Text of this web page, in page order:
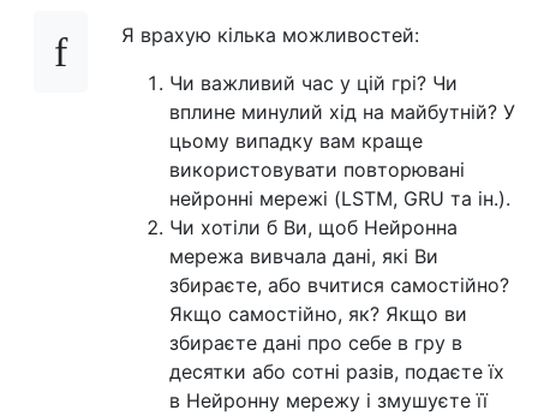
Я врахую кілька можливостей:
Чи важливий час у цій грі? Чи
вплине минулий хід на майбутній? У
цьому випадку вам краще
використовувати повторювані
нейронні мережі (LSTM, GRU та ін.).
Чи хотіли б Ви, щоб Нейронна
мережа вивчала дані, які Ви
збираєте, або вчитися самостійно?
Якщо самостійно, як? Якщо ви
збираєте дані про себе в гру в
десятки або сотні разів, подаєте їх
в Нейронну мережу і змушуєте її